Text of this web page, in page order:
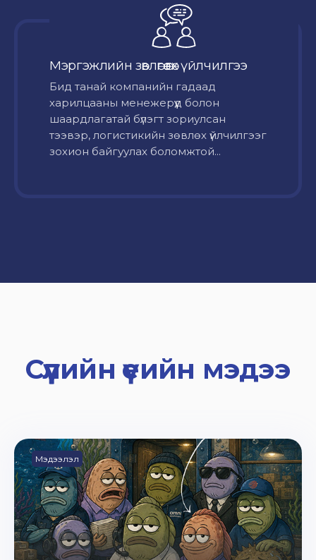
Мэргэжлийн зөвлөгөө өгөх үйлчилгээ
Бид танай компанийн гадаад
харилцааны менежерүүд болон
шаардлагатай бүлэгт зориулсан
тээвэр, логистикийн зөвлөх үйлчилгээг
зохион байгуулах боломжтой...
Сүүлийн үеийн мэдээ
Мэдээлэл